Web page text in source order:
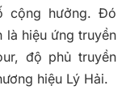
cộng hưởng. Đó
là hiệu ứng truyền
độ phủ truyền
hiệu Lý Hải.